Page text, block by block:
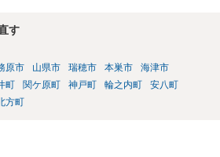
す
原市 山県市 瑞穂市 本巣市
海津市
町 関ケ原町 神戸町 輪之内町
安八町
方町